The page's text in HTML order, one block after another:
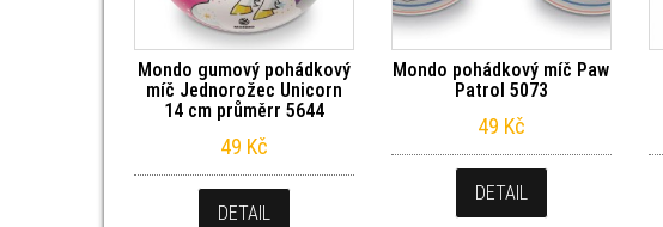
Mondo gumový pohádkový
míč Jednorožec Unicorn
14 cm průměrr 5644
49 Kč
DETAIL
Mondo pohádkový míč Paw
Patrol 5073
49 Kč
DETAIL